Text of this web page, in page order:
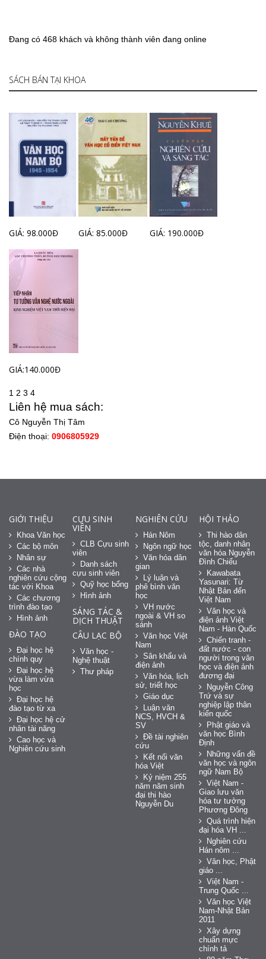
Đang có 468 khách và không thành viên đang online
SÁCH BÁN TẠI KHOA
GIÁ: 98.000Đ GIÁ: 85.000Đ GIÁ: 190.000Đ
GIÁ:140.000Đ
1 2 3 4
Liên hệ mua sách:
Cô Nguyễn Thị Tâm
Điện thoại: 0906805929
GIỚI THIỆU
Khoa Văn học
Các bộ môn
Nhân sự
Các nhà
nghiên cứu cộng
tác với Khoa
Các chương
trình đào tạo
Hình ảnh
ĐÀO TẠO
Đại học hệ
chính quy
Đại học hệ
vừa làm vừa
học
Đại học hệ
đào tạo từ xa
Đại học hệ cử
nhân tài năng
Cao học và
Nghiên cứu sinh
CỰU SINH
VIÊN
CLB Cựu sinh
viên
Danh sách
cựu sinh viên
Quỹ học bổng
Hình ảnh
SÁNG TÁC &
DỊCH THUẬT
CÂU LẠC BỘ
Văn học -
Nghệ thuật
Thư pháp
NGHIÊN CỨU
Hán Nôm
Ngôn ngữ học
Văn hóa dân
gian
Lý luận và
phê bình văn
học
VH nước
ngoài & VH so
sánh
Văn học Việt
Nam
Sân khấu và
điện ảnh
Văn hóa, lịch
sử, triết học
Giáo dục
Luận văn
NCS, HVCH &
SV
Đề tài nghiên
cứu
Kết nối văn
hóa Việt
Kỷ niệm 255
năm năm sinh
đại thi hào
Nguyễn Du
HỘI THẢO
Thi hào dân
tộc, danh nhân
văn hóa Nguyễn
Đình Chiểu
Kawabata
Yasunari: Từ
Nhật Bản đến
Việt Nam
Văn học và
điện ảnh Việt
Nam - Hàn Quốc
Chiến tranh -
đất nước - con
người trong văn
học và điện ảnh
đương đại
Nguyễn Công
Trứ và sự
nghiệp lập thân
kiến quốc
Phật giáo và
văn học Bình
Định
Những vấn đề
văn học và ngôn
ngữ Nam Bộ
Việt Nam -
Giao lưu văn
hóa tư tưởng
Phương Đông
Quá trình hiện
đại hóa VH ...
Nghiên cứu
Hán nôm ...
Văn học, Phật
giáo ...
Việt Nam -
Trung Quốc ...
Văn học Việt
Nam-Nhật Bản
2011
Xây dựng
chuẩn mực
chính tả